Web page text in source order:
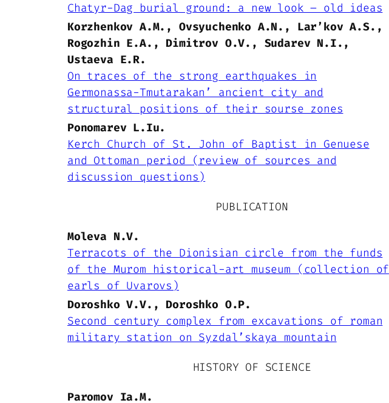
Chatyr-Dag burial ground: a new look – old ideas
Korzhenkov A.M., Ovsyuchenko A.N., Lar’kov A.S.,
Rogozhin E.A., Dimitrov O.V., Sudarev N.I.,
Ustaeva E.R.
On traces of the strong earthquakes in
Germonassa-Tmutarakan’ ancient city and
structural positions of their sourse zones
Ponomarev L.Iu.
Kerch Church of St. John of Baptist in Genuese
and Ottoman period (review of sources and
discussion questions)
PUBLICATION
Moleva N.V.
Terracots of the Dionisian circle from the funds
of the Murom historical-art museum (collection of
earls of Uvarovs)
Doroshko V.V., Doroshko O.P.
Second century complex from excavations of roman
military station on Syzdal’skaya mountain
HISTORY OF SCIENCE
Paromov Ia.M.